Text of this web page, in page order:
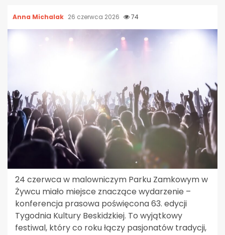
Anna Michalak 26 czerwca 2026 74
24 czerwca w malowniczym Parku Zamkowym w
Żywcu miało miejsce znaczące wydarzenie –
konferencja prasowa poświęcona 63. edycji
Tygodnia Kultury Beskidzkiej. To wyjątkowy
festiwal, który co roku łączy pasjonatów tradycji,